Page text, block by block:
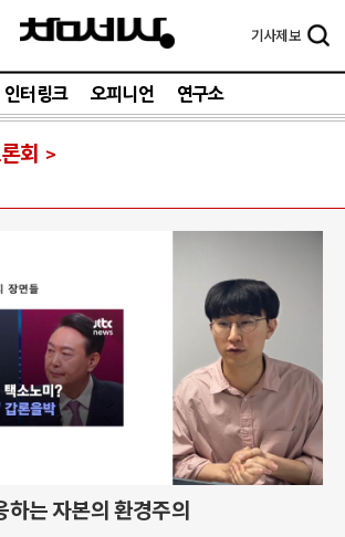
기사제보
인터링크 오피니언 연구소
회
하는 자본의 환경주의